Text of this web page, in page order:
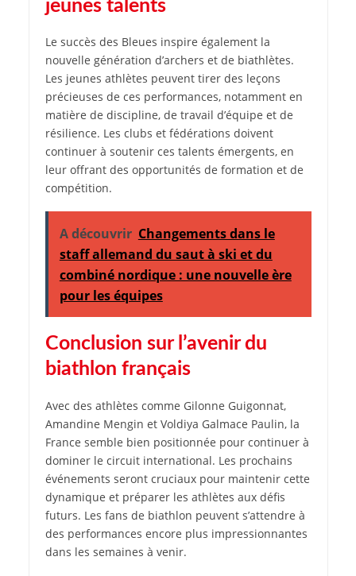
jeunes talents
Le succès des Bleues inspire également la
nouvelle génération d’archers et de biathlètes.
Les jeunes athlètes peuvent tirer des leçons
précieuses de ces performances, notamment en
matière de discipline, de travail d’équipe et de
résilience. Les clubs et fédérations doivent
continuer à soutenir ces talents émergents, en
leur offrant des opportunités de formation et de
compétition.
A découvrir Changements dans le
staff allemand du saut à ski et du
combiné nordique : une nouvelle ère
pour les équipes
Conclusion sur l’avenir du
biathlon français
Avec des athlètes comme Gilonne Guigonnat,
Amandine Mengin et Voldiya Galmace Paulin, la
France semble bien positionnée pour continuer à
dominer le circuit international. Les prochains
événements seront cruciaux pour maintenir cette
dynamique et préparer les athlètes aux défis
futurs. Les fans de biathlon peuvent s’attendre à
des performances encore plus impressionnantes
dans les semaines à venir.